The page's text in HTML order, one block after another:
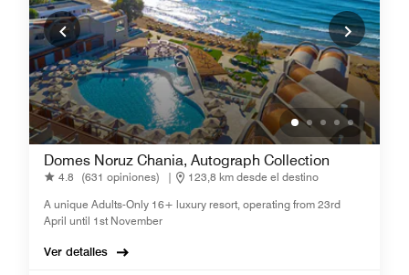
Domes Noruz Chania, Autograph Collection
4.8 (631 opiniones) |
123,8 km desde el destino
A unique Adults-Only 16+ luxury resort, operating from 23rd
April until 1st November
Ver detalles